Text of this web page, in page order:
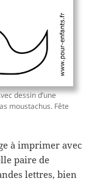
dessin d’une
moustachus. Fête
à imprimer avec
paire de
lettres, bien